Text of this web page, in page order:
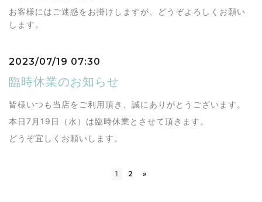
お客様にはご迷惑をお掛けしますが、どうぞよろしくお願い
します。
2023/07/19 07:30
臨時休業のお知らせ
皆様いつも当店をご利用頂き、誠にありがとうございます。
本日7月19日（水）は臨時休業とさせて頂きます。
どうぞ宜しくお願いします。
1 2 »